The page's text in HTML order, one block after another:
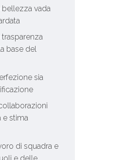
vada
base del
sia
e stima
di squadra e